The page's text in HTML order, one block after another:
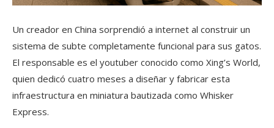
Un creador en China sorprendió a internet al construir un
sistema de subte completamente funcional para sus gatos.
El responsable es el youtuber conocido como Xing’s World,
quien dedicó cuatro meses a diseñar y fabricar esta
infraestructura en miniatura bautizada como Whisker
Express.